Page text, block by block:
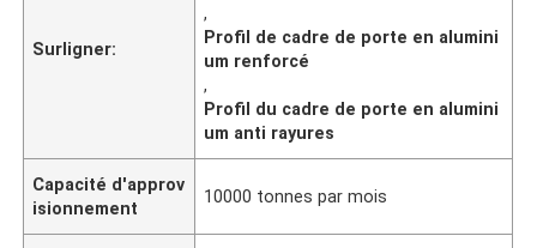
Surligner:
,
Profil de cadre de porte en alumini
um renforcé
,
Profil du cadre de porte en alumini
um anti rayures
Capacité d'approv
isionnement
10000 tonnes par mois